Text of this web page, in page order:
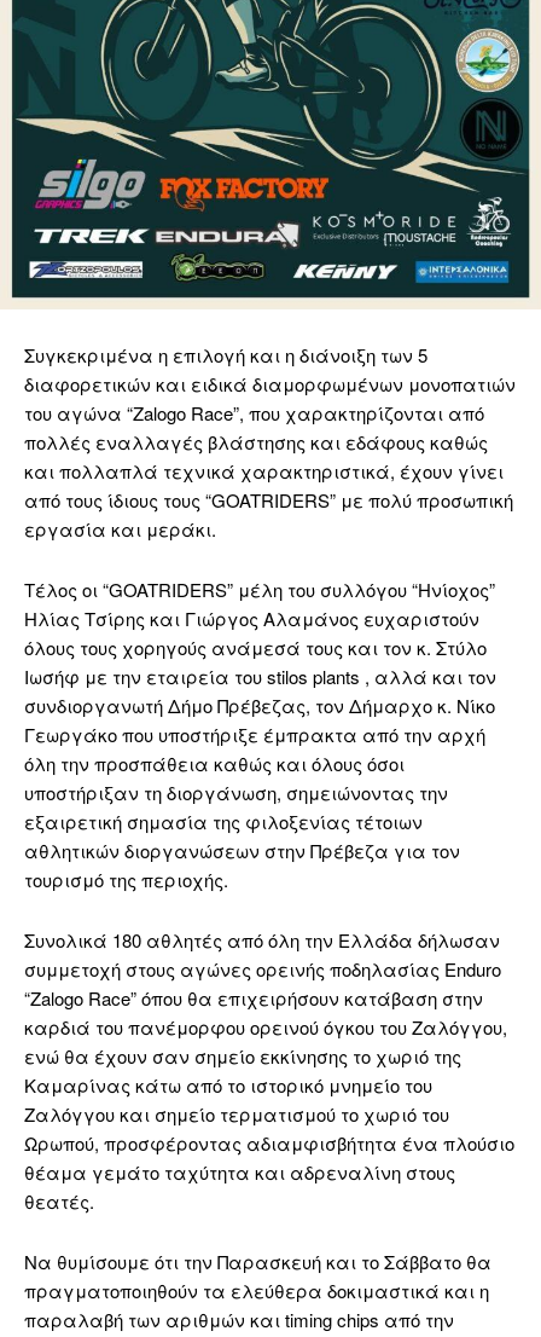
Συγκεκριμένα η επιλογή και η διάνοιξη των 5
διαφορετικών και ειδικά διαμορφωμένων μονοπατιών
του αγώνα “Zalogo Race”, που χαρακτηρίζονται από
πολλές εναλλαγές βλάστησης και εδάφους καθώς
και πολλαπλά τεχνικά χαρακτηριστικά, έχουν γίνει
από τους ίδιους τους “GOATRIDERS” με πολύ προσωπική
εργασία και μεράκι.
Τέλος οι “GOATRIDERS” μέλη του συλλόγου “Ηνίοχος”
Ηλίας Τσίρης και Γιώργος Αλαμάνος ευχαριστούν
όλους τους χορηγούς ανάμεσά τους και τον κ. Στύλο
Ιωσήφ με την εταιρεία του stilos plants , αλλά και τον
συνδιοργανωτή Δήμο Πρέβεζας, τον Δήμαρχο κ. Νίκο
Γεωργάκο που υποστήριξε έμπρακτα από την αρχή
όλη την προσπάθεια καθώς και όλους όσοι
υποστήριξαν τη διοργάνωση, σημειώνοντας την
εξαιρετική σημασία της φιλοξενίας τέτοιων
αθλητικών διοργανώσεων στην Πρέβεζα για τον
τουρισμό της περιοχής.
Συνολικά 180 αθλητές από όλη την Ελλάδα δήλωσαν
συμμετοχή στους αγώνες ορεινής ποδηλασίας Enduro
“Zalogo Race” όπου θα επιχειρήσουν κατάβαση στην
καρδιά του πανέμορφου ορεινού όγκου του Ζαλόγγου,
ενώ θα έχουν σαν σημείο εκκίνησης το χωριό της
Καμαρίνας κάτω από το ιστορικό μνημείο του
Ζαλόγγου και σημείο τερματισμού το χωριό του
Ωρωπού, προσφέροντας αδιαμφισβήτητα ένα πλούσιο
θέαμα γεμάτο ταχύτητα και αδρεναλίνη στους
θεατές.
Να θυμίσουμε ότι την Παρασκευή και το Σάββατο θα
πραγματοποιηθούν τα ελεύθερα δοκιμαστικά και η
παραλαβή των αριθμών και timing chips από την